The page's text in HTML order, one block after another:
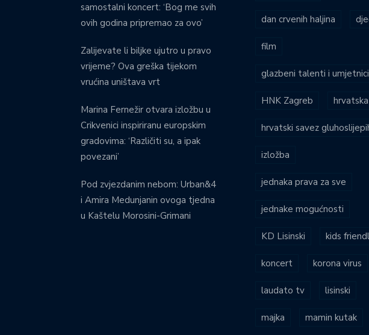
samostalni koncert: ‘Bog me svih
ovih godina pripremao za ovo’
Zalijevate li biljke ujutro u pravo
vrijeme? Ova greška tijekom
vrućina uništava vrt
Marina Fernežir otvara izložbu u
Crikvenici inspiriranu europskim
gradovima: ‘Različiti su, a ipak
povezani’
Pod zvjezdanim nebom: Urban&4
i Amira Medunjanin ovoga tjedna
u Kaštelu Morosini-Grimani
dan crvenih haljina
film
glazbeni talenti i
HNK Zagreb hrvatska
hrvatski savez
izložba
jednaka prava za sve
jednake mogućnosti
KD Lisinski kids
koncert korona virus
laudato tv lisinski
majka mamin kutak